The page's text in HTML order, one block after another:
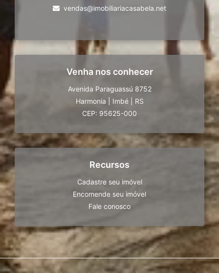
vendas@imobiliariacasabela.net
Venha nos conhecer
Avenida Paraguassú 8752
Harmonia
Imbé
RS
CEP: 95625-000
Recursos
Cadastre seu imóvel
Encomende seu imóvel
Fale conosco